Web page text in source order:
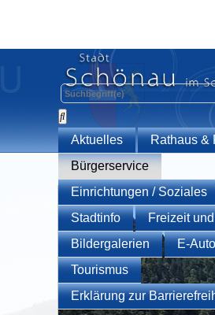
Aktuelles
Rathaus &
Bürgerservice
Einrichtungen / Soziales
Stadtinfo
Freizeit
Bildergalerien
E-
Tourismus
Erklärung zur